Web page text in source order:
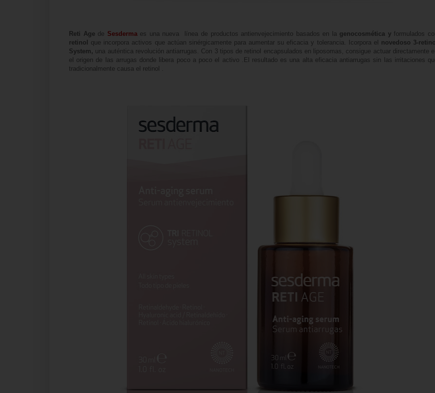
Reti Age de Sesdermaes una nueva línea de productos antienvejecimiento basados en la genocosmética y
formulados
retinol
que incorpora activos que actúan sinérgicamente para aumentar su eficacia y tolerancia. Icorpora el novedoso 3-
System, una auténtica revolución antiarrugas. Con 3 tipos de retinol encapsulados en liposomas, consigue actuar directamente
el origen de las arrugas donde libera poco a poco el activo .El resultado es una alta eficacia antiarrugas sin las irritaciones
tradicionalmente causa el retinol .